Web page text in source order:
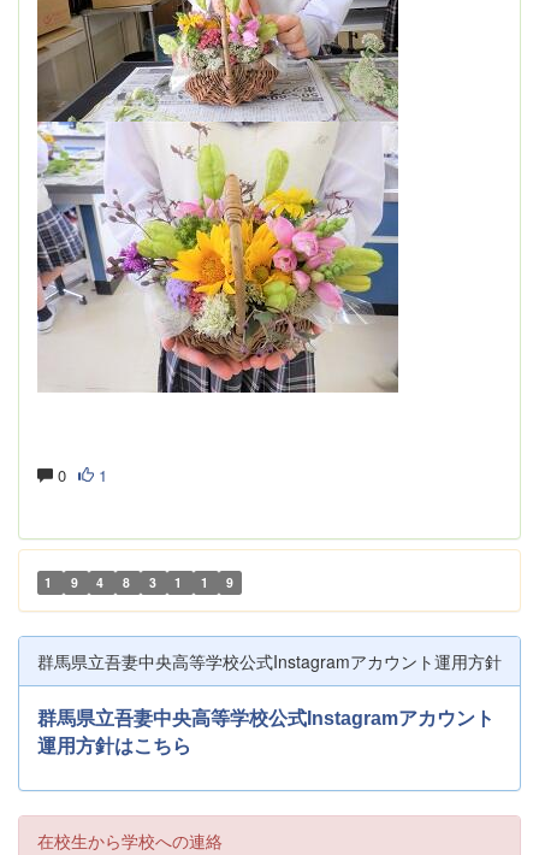
0 1
1 9 4 8 3 1 1 9
群馬県立吾妻中央高等学校公式Instagramアカウント運用方針
群馬県立吾妻中央高等学校公式Instagramアカウント
運用方針はこちら
在校生から学校への連絡